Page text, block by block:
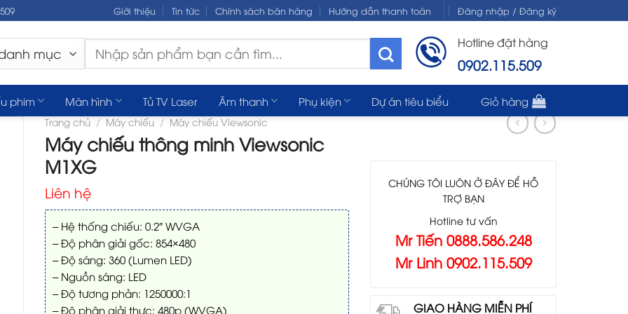
Giới thiệu Tin tức Chính sách bán hàng Hướng dẫn thanh toán Đăng nhập / Đăng ký
Tìm
kiếm:
Hotline đặt hàng
0902.115.509
phim Màn hình Tủ TV Laser Âm thanh Phụ kiện Dự án tiêu biểu Giỏ hàng
Trang chủ / Máy chiếu / Máy chiếu Viewsonic
Máy chiếu thông minh Viewsonic
M1XG
Liên hệ
– Hệ thống chiếu: 0.2″ WVGA
– Độ phân giải gốc: 854×480
– Độ sáng: 360 (Lumen LED)
– Nguồn sáng: LED
– Độ tương phản: 1250000:1
– Độ phân giải thực: 480p (WVGA)
CHÚNG TÔI LUÔN Ở ĐÂY ĐỂ HỖ
TRỢ BẠN
Hotline tư vấn
Mr Tiến 0888.586.248
Mr Linh 0902.115.509
GIAO HÀNG MIỄN PHÍ